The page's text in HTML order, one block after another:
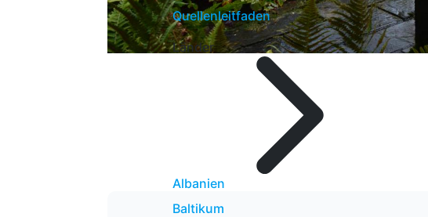
Quellenleitfaden
Länder
Albanien
Baltikum